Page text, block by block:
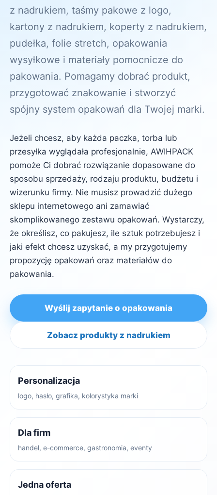
z nadrukiem, taśmy pakowe z logo,
kartony z nadrukiem, koperty z nadrukiem,
pudełka, folie stretch, opakowania
wysyłkowe i materiały pomocnicze do
pakowania. Pomagamy dobrać produkt,
przygotować znakowanie i stworzyć
spójny system opakowań dla Twojej marki.
Jeżeli chcesz, aby każda paczka, torba lub
przesyłka wyglądała profesjonalnie, AWIHPACK
pomoże Ci dobrać rozwiązanie dopasowane do
sposobu sprzedaży, rodzaju produktu, budżetu i
wizerunku firmy. Nie musisz prowadzić dużego
sklepu internetowego ani zamawiać
skomplikowanego zestawu opakowań. Wystarczy,
że określisz, co pakujesz, ile sztuk potrzebujesz i
jaki efekt chcesz uzyskać, a my przygotujemy
propozycję opakowań oraz materiałów do
pakowania.
Wyślij zapytanie o opakowania
Zobacz produkty z nadrukiem
Personalizacja
logo, hasło, grafika, kolorystyka marki
Dla firm
handel, e-commerce, gastronomia, eventy
Jedna oferta